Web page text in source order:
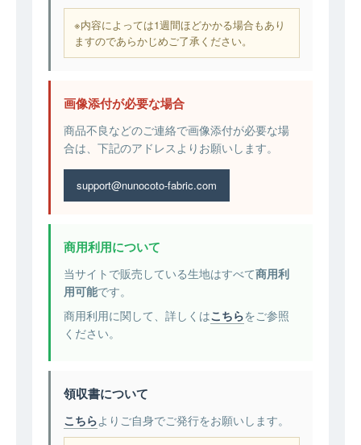
※内容によっては1週間ほどかかる場合もあり
ますのであらかじめご了承ください。
画像添付が必要な場合
商品不良などのご連絡で画像添付が必要な場
合は、下記のアドレスよりお願いします。
support@nunocoto-fabric.com
商用利用について
当サイトで販売している生地はすべて商用利
用可能です。
商用利用に関して、詳しくはこちらをご参照
ください。
領収書について
こちらよりご自身でご発行をお願いします。